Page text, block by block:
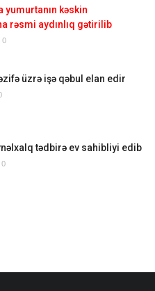
yumurtanın kəskin
rəsmi aydınlıq gətirilib
0
üzrə işə qəbul elan edir
tədbirə ev sahibliyi edib
0